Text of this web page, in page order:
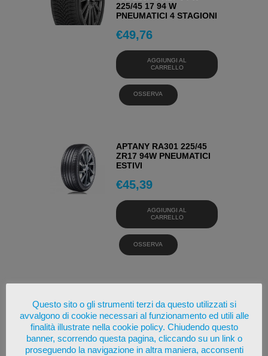
225/45 17 94 W
PNEUMATICI 4 STAGIONI
€49,76
AGGIUNGI AL
CARRELLO
OSSERVA
APTANY RA301 225/45
ZR17 94W PNEUMATICI
ESTIVI
€45,39
AGGIUNGI AL
CARRELLO
OSSERVA
ZUPERECO Z-107 225/45
R17 94 W 225/45 17 94 W
PNEUMATICI ESTIVI
€52,93
Questo sito o gli strumenti terzi da questo utilizzati si
avvalgono di cookie necessari al funzionamento ed utili alle
finalità illustrate nella cookie policy. Chiudendo questo
banner, scorrendo questa pagina, cliccando su un link o
proseguendo la navigazione in altra maniera, acconsenti